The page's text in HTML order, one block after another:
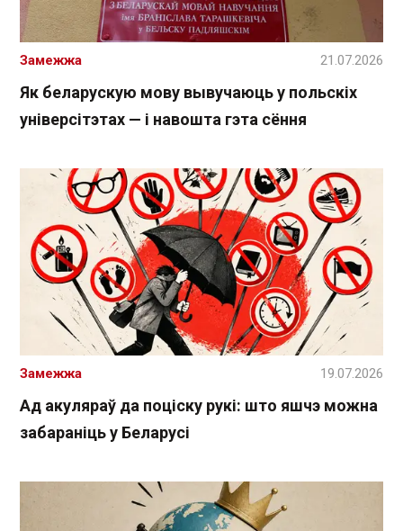
Як беларускую мову вывучаюць у польскіх
універсітэтах — і навошта гэта сёння
Замежжа 21.07.2026
Ад акуляраў да поціску рукі: што яшчэ можна
забараніць у Беларусі
Замежжа 19.07.2026